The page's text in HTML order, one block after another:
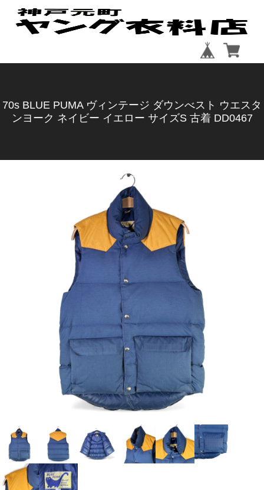
70s BLUE PUMA ヴィンテージ ダウンべスト ウエスタ
ンヨーク ネイビー イエロー サイズS 古着 DD0467